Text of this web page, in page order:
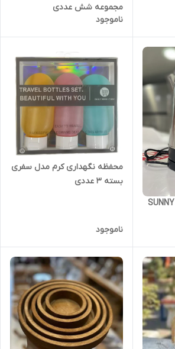
مجموعه شش عددی
ناموجود
کتری برقی استیل سانی SUNNY
محفظه نگهداری کرم مدل سفری
بسته 3 عددی
ناموجود